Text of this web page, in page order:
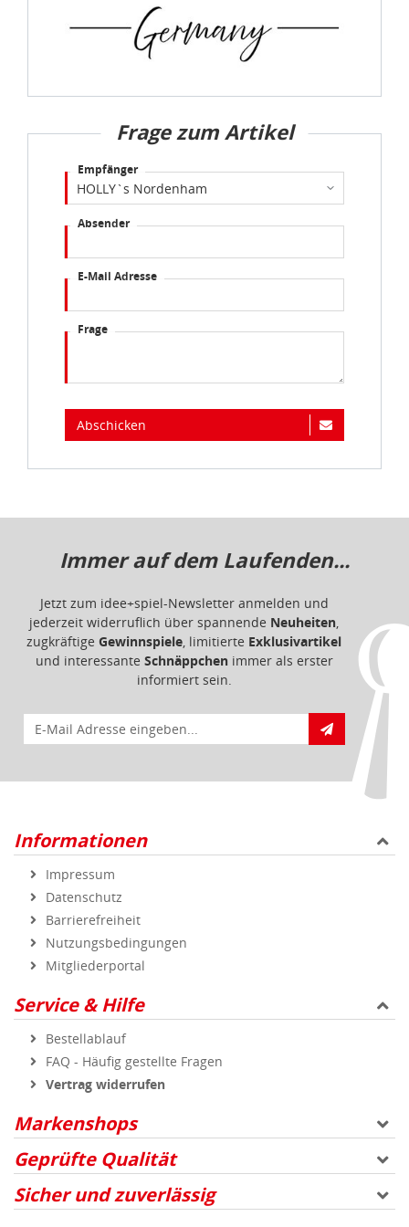
dass die Datenschutzvorgaben der EU auch bei der
Verarbeitung von Daten in den USA eingehalten werden.
idee+spiel Betriebs-GmbH
DatenschutzbestimmungenundImpressum
Frage zum Artikel
Empfänger
Absender
E-Mail Adresse
Frage
Abschicken
Immer auf dem Laufenden...
Jetzt zum idee+spiel-Newsletter anmelden und
jederzeit widerruflich über spannende Neuheiten,
zugkräftige Gewinnspiele, limitierte Exklusivartikel
und interessante Schnäppchenimmer als erster
informiert sein.
E-Mail für Newsletteranmeldung
Informationen
Impressum
Datenschutz
Barrierefreiheit
Nutzungsbedingungen
Mitgliederportal
Service & Hilfe
Bestellablauf
FAQ - Häufig gestellte Fragen
Vertrag widerrufen
Markenshops
Geprüfte Qualität
Sicher und zuverlässig